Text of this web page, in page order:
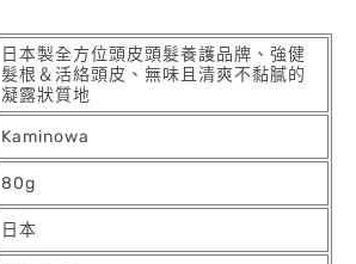
日本製全方位頭皮頭髮養護品牌、強健
髮根＆活絡頭皮、無味且清爽不黏膩的
凝露狀質地
Kaminowa
80g
日本